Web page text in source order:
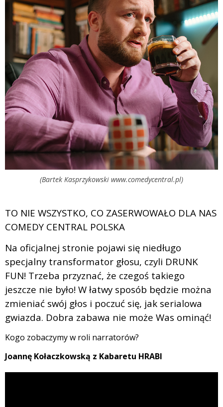
(Bartek Kasprzykowski www.comedycentral.pl)
TO NIE WSZYSTKO, CO ZASERWOWAŁO DLA NAS
COMEDY CENTRAL POLSKA
Na oficjalnej stronie pojawi się niedługo
specjalny transformator głosu, czyli DRUNK
FUN! Trzeba przyznać, że czegoś takiego
jeszcze nie było! W łatwy sposób będzie można
zmieniać swój głos i poczuć się, jak serialowa
gwiazda. Dobra zabawa nie może Was ominąć!
Kogo zobaczymy w roli narratorów?
Joannę Kołaczkowską z Kabaretu HRABI